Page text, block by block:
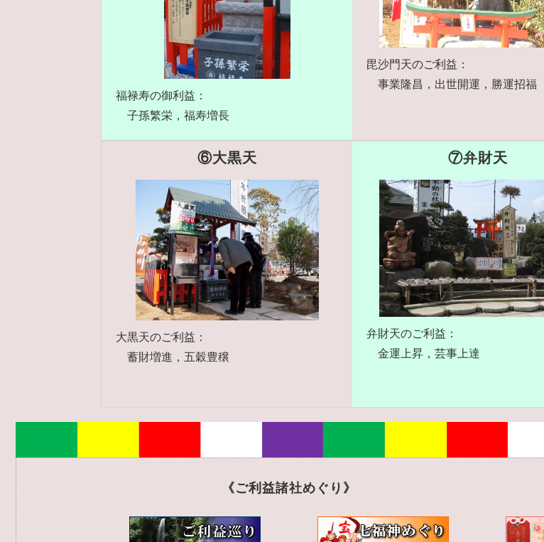
福禄寿の御利益：
子孫繁栄，福寿増長
毘沙門天のご利益：
事業隆昌，出世開運，勝運招福
⑥大黒天
大黒天のご利益：
蓄財増進，五穀豊穣
⑦弁財天
弁財天のご利益：
金運上昇，芸事上達
《ご利益諸社めぐり》